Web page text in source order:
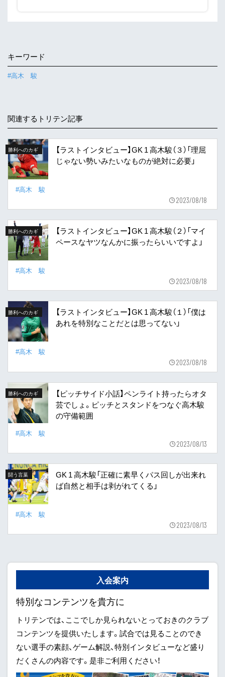
キーワード
#高木 駿
関連するトリテン記事
勝利へのカギ
【ラストインタビュー】GK 1 高木駿（３）「理屈
じゃない勢いみたいなものが絶対に必要」
#高木 駿
2023/08/18
勝利へのカギ
【ラストインタビュー】GK 1 高木駿（２）「マイ
ペースなヤツなんかに振ったらいいですよ」
#高木 駿
2023/08/18
勝利へのカギ
【ラストインタビュー】GK 1 高木駿（１）「僕は
あれを特別なことだとは思ってない」
#高木 駿
2023/08/18
勝利へのカギ
【ピッチサイド小話】ペンライト持ったらオタ
芸でしょ。ピッチとスタンドをつなぐ高木駿
の守備範囲
#高木 駿
2023/08/13
闘う言葉
GK 1 高木駿「正確に素早くパス回しが出来れ
ば自然と相手は剥がれてくる」
#高木 駿
2023/08/13
入会案内
特別なコンテンツを貴方に
トリテンでは、ここでしか見られないとっておきのクラブ
コンテンツを提供いたします。試合では見ることのでき
ない選手の素顔、ゲーム解説、特別インタビューなど盛り
だくさんの内容です。是非ご利用ください！